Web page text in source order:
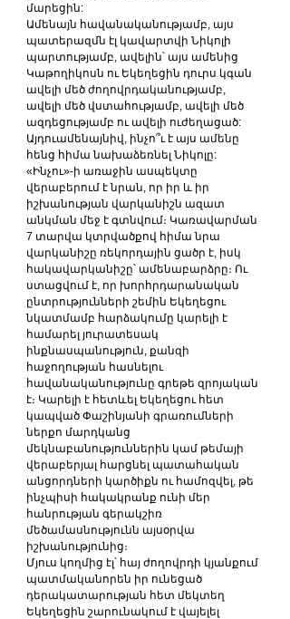
մարեցին:
Ամենայն հավանականությամբ, այս
պատերազմն էլ կավարտվի Նիկոլի
պարտությամբ, ավելին՝ այս ամենից
Կաթողիկոսն ու Եկեղեցին դուրս կգան
ավելի մեծ ժողովրդականությամբ,
ավելի մեծ վստահությամբ, ավելի մեծ
ազդեցությամբ ու ավելի ուժեղացած:
Այդուամենայնիվ, ինչո՞ւ է այս ամենը
հենց հիմա նախաձեռնել Նիկոլը:
«Ինչու»-ի առաջին ասպեկտը
վերաբերում է նրան, որ իր և իր
իշխանության վարկանիշն ազատ
անկման մեջ է գտնվում։ Կառավարման
7 տարվա կտրվածքով հիմա նրա
վարկանիշը ռեկորդային ցածր է, իսկ
հակավարկանիշը՝ ամենաբարձրը։ Ու
ստացվում է, որ խորհրդարանական
ընտրությունների շեմին Եկեղեցու
նկատմամբ հարձակումը կարելի է
համարել յուրատեսակ
ինքնասպանություն, քանզի
հաջողության հասնելու
հավանականությունը գրեթե զրոյական
է։ Կարելի է հետևել Եկեղեցու հետ
կապված Փաշինյանի գրառումների
ներքո մարդկանց
մեկնաբանություններին կամ թեմայի
վերաբերյալ հարցնել պատահական
անցորդների կարծիքն ու համոզվել, թե
ինչպիսի հակակրանք ունի մեր
հանրության գերակշիռ
մեծամասնությունն այսօրվա
իշխանությունից։
Մյուս կողմից էլ՝ հայ ժողովրդի կյանքում
պատմականորեն իր ունեցած
դերակատարության հետ մեկտեղ
Եկեղեցին շարունակում է վայելել